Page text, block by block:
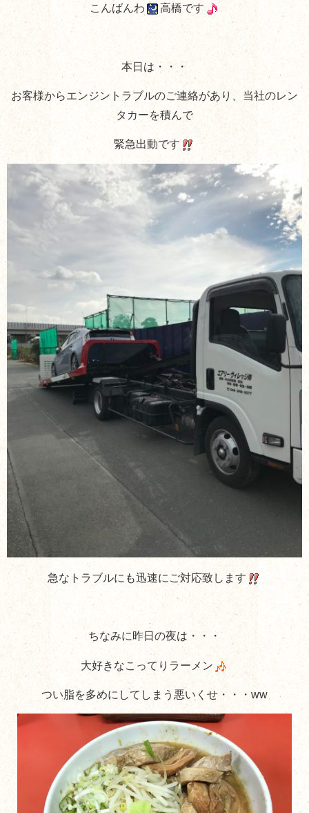
こんばんわ 高橋です
本日は・・・
お客様からエンジントラブルのご連絡があり、当社のレン
タカーを積んで
緊急出動です
急なトラブルにも迅速にご対応致します
ちなみに昨日の夜は・・・
大好きなこってりラーメン
つい脂を多めにしてしまう悪いくせ・・・ww